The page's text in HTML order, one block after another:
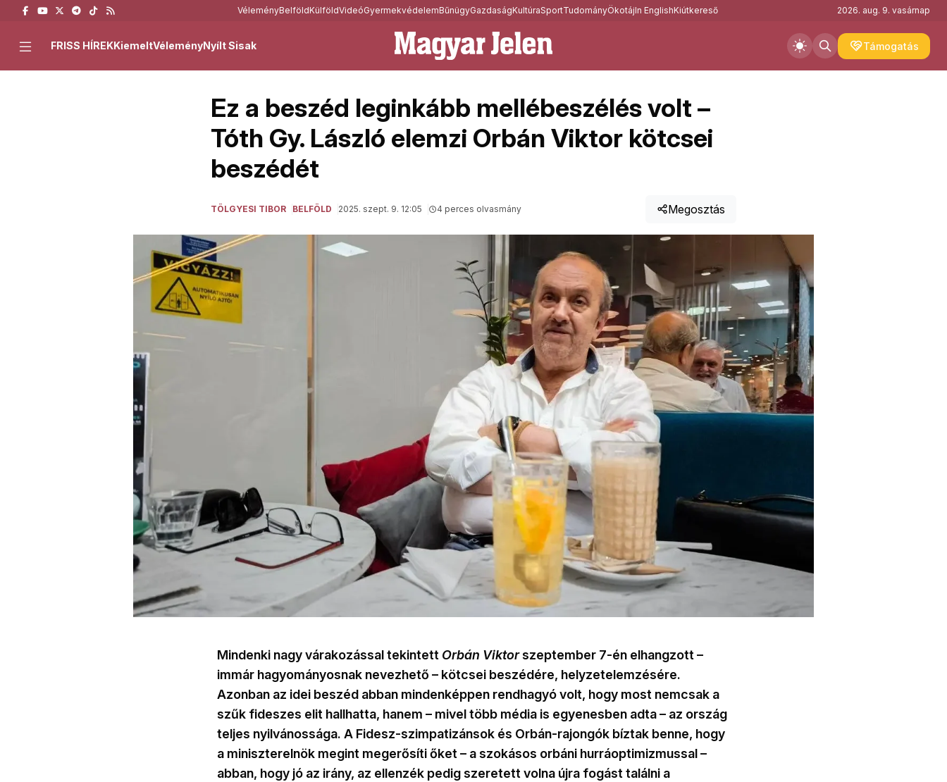
VéleményBelföldKülföldVideóGyermekvédelemBűnügyGazdaságKultúraSportTudományÖkotájIn EnglishKiútkereső 2026. aug. 9. vasárnap
Támogatás
FRISS HÍREKKiemeltVéleményNyílt Sisak
Ez a beszéd leginkább mellébeszélés volt –
Tóth Gy. László elemzi Orbán Viktor kötcsei
beszédét
TÖLGYESI TIBOR BELFÖLD 2025. szept. 9. 12:05 4 perces olvasmány Megosztás
Mindenki nagy várakozással tekintett Orbán Viktorszeptember 7-én elhangzott –
immár hagyományosnak nevezhető – kötcsei beszédére, helyzetelemzésére.
Azonban az idei beszéd abban mindenképpen rendhagyó volt, hogy most nemcsak a
szűk fideszes elit hallhatta, hanem – mivel több média is egyenesben adta – az ország
teljes nyilvánossága. A Fidesz-szimpatizánsok és Orbán-rajongók bíztak benne, hogy
a miniszterelnök megint megerősíti őket – a szokásos orbáni hurráoptimizmussal –
abban, hogy jó az irány, az ellenzék pedig szeretett volna újra fogást találni a